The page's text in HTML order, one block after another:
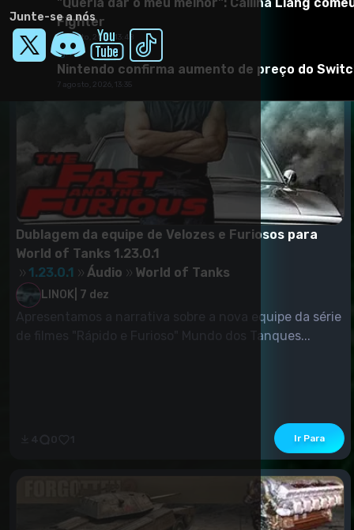
Junte-se a nós
Mods/Addons semelhantes
Dublagem da equipe de Velozes e Furiosos para
World of Tanks 1.23.0.1
1.23.0.1
Áudio World of Tanks
LINOK 7 dez
Apresentamos a narrativa sobre a nova equipe da série
de filmes "Rápido e Furioso" Mundo dos Tanques...
Ir Para
Fighter
7 agosto, 2026, 13:48
ign br
Nintendo confirma aumento de preço do
7 agosto, 2026, 13:35